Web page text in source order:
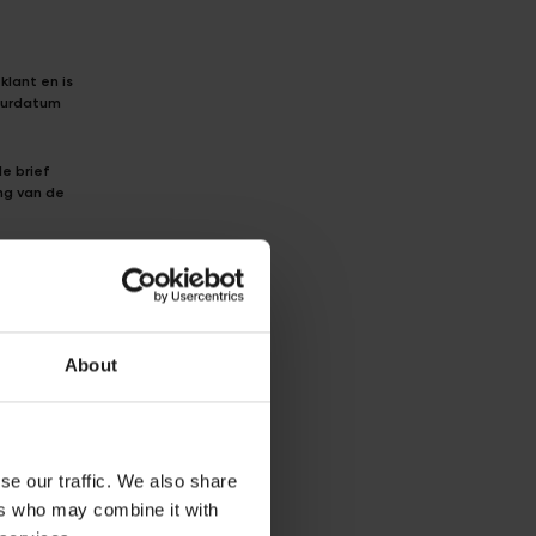
About
our traffic. We also share
who may combine it with
en is
brief
van de
(ii)
op